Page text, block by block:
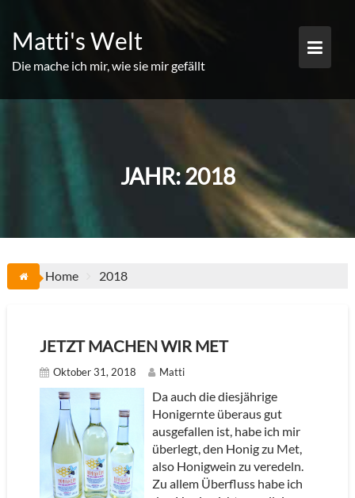
content
Matti's Welt
Die mache ich mir, wie sie mir gefällt
JAHR:2018
Home 2018
JETZT MACHEN WIR MET
Oktober 31, 2018 Matti
Da auch die diesjährige
Honigernte überaus gut
ausgefallen ist, habe ich mir
überlegt, den Honig zu Met,
also Honigwein zu veredeln.
Zu allem Überfluss habe ich